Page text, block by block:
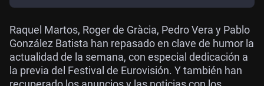
Raquel Martos, Roger de Gràcia, Pedro Vera y Pablo
González Batista han repasado en clave de humor la
actualidad de la semana, con especial dedicación a
la previa del Festival de Eurovisión. Y también han